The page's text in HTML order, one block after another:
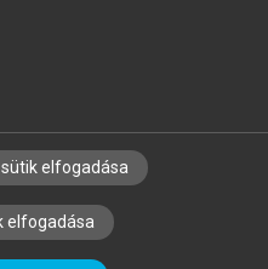
KÖNYVTÁROSOKNAK
ALAPELVEK
elfogadása
elfogadása